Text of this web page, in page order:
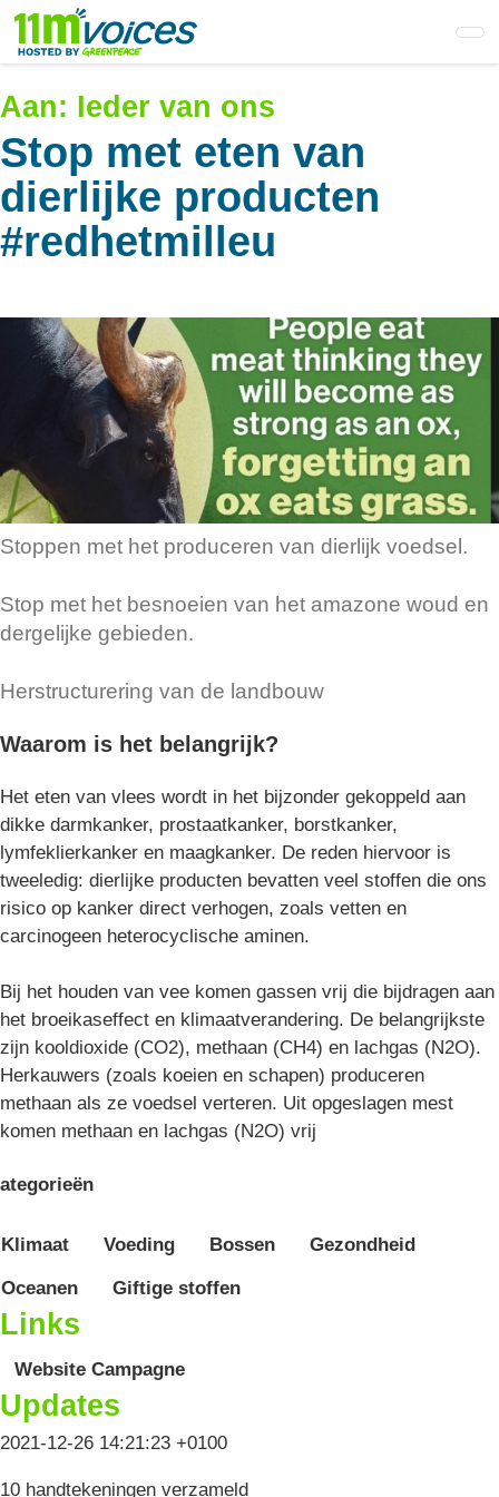
Skip
main
content
Aan: Ieder van ons
Stop met eten van
dierlijke producten
#redhetmilleu
Stoppen met het produceren van dierlijk voedsel.
Stop met het besnoeien van het amazone woud en
dergelijke gebieden.
Herstructurering van de landbouw
Waarom is het belangrijk?
Het eten van vlees wordt in het bijzonder gekoppeld aan
dikke darmkanker, prostaatkanker, borstkanker,
lymfeklierkanker en maagkanker. De reden hiervoor is
tweeledig: dierlijke producten bevatten veel stoffen die ons
risico op kanker direct verhogen, zoals vetten en
carcinogeen heterocyclische aminen.
Bij het houden van vee komen gassen vrij die bijdragen aan
het broeikaseffect en klimaatverandering. De belangrijkste
zijn kooldioxide (CO2), methaan (CH4) en lachgas (N2O).
Herkauwers (zoals koeien en schapen) produceren
methaan als ze voedsel verteren. Uit opgeslagen mest
komen methaan en lachgas (N2O) vrij
Klimaat Voeding Bossen Gezondheid
Oceanen Giftige stoffen
Links
Website Campagne
Updates
2021-12-26 14:21:23 +0100
10 handtekeningen verzameld